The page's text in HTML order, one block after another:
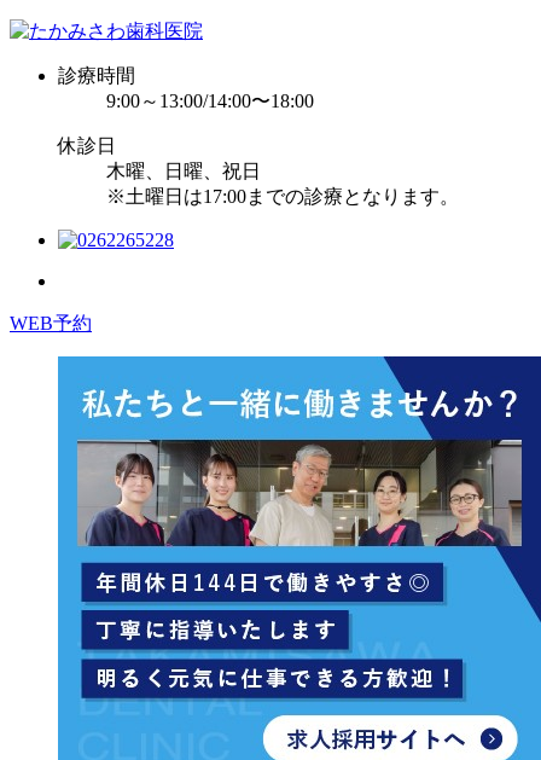
診療時間
9:00～13:00/14:00〜18:00
休診日
木曜、日曜、祝日
※土曜日は17:00までの診療となります。
WEB予約